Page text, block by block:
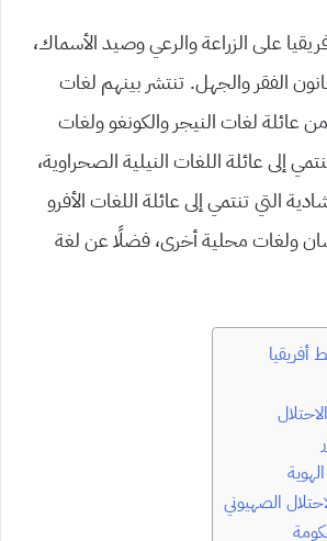
على الزراعة والرعي وصيد الأسماك،
الفقر والجهل. تنتشر بينهم لغات
من عائلة لغات النيجر والكونغو ولغات
إلى عائلة اللغات النيلية الصحراوية،
التي تنتمي إلى عائلة اللغات الأفرو
ولغات محلية أخرى، فضلًا عن لغة
أفريقيا
الصهيوني